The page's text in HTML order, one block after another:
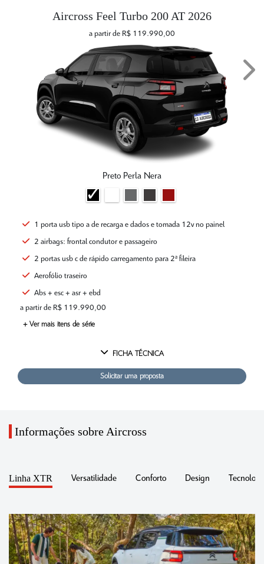
Aircross Feel Turbo 200 AT 2026
a partir de R$ 119.990,00
Preto Perla Nera
1 porta usb tipo a de recarga e dados e tomada 12v no painel
2 airbags: frontal condutor e passageiro
2 portas usb c de rápido carregamento para 2ª fileira
Aerofólio traseiro
Abs + esc + asr + ebd
a partir de R$ 119.990,00
+ Ver mais itens de série
FICHA TÉCNICA
Solicitar uma proposta
Next
Informações sobre Aircross
Linha XTR Versatilidade Conforto Design